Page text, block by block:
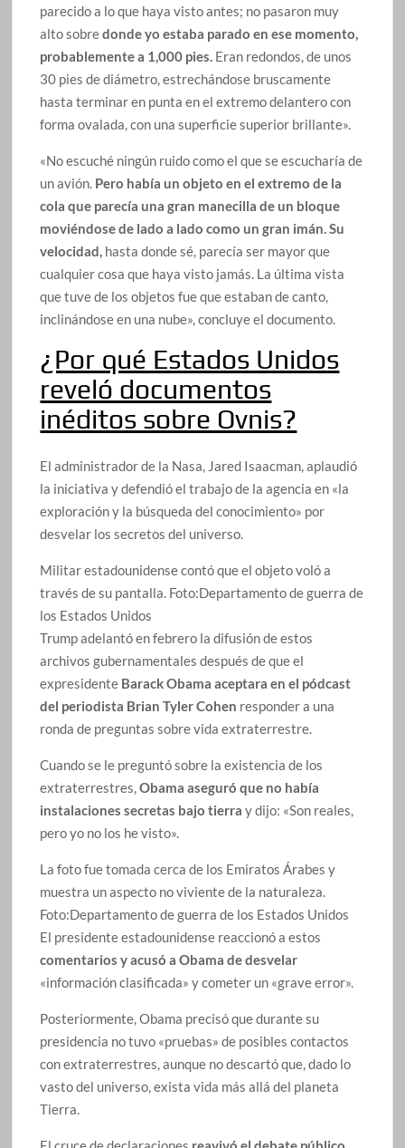
parecido a lo que haya visto antes; no pasaron muy
alto sobredonde yo estaba parado en ese momento,
probablemente a 1,000 pies. Eran redondos, de unos
30 pies de diámetro, estrechándose bruscamente
hasta terminar en punta en el extremo delantero con
forma ovalada, con una superficie superior brillante».
«No escuché ningún ruido como el que se escucharía de
un avión. Pero había un objeto en el extremo de la
cola que parecía una gran manecilla de un bloque
moviéndose de lado a lado como un gran imán. Su
velocidad, hasta donde sé, parecía ser mayor que
cualquier cosa que haya visto jamás. La última vista
que tuve de los objetos fue que estaban de canto,
inclinándose en una nube», concluye el documento.
¿Por qué Estados Unidos
reveló documentos
inéditos sobre Ovnis?
El administrador de la Nasa, Jared Isaacman, aplaudió
la iniciativa y defendió el trabajo de la agencia en «la
exploración y la búsqueda del conocimiento» por
desvelar los secretos del universo.
Militar estadounidense contó que el objeto voló a
través de su pantalla. Foto:Departamento de guerra de
los Estados Unidos
Trump adelantó en febrero la difusión de estos
archivos gubernamentales después de que el
expresidente Barack Obama aceptara en el pódcast
del periodista Brian Tyler Cohen responder a una
ronda de preguntas sobre vida extraterrestre.
Cuando se le preguntó sobre la existencia de los
extraterrestres,Obama aseguró que no había
instalaciones secretas bajo tierra y dijo: «Son reales,
pero yo no los he visto».
La foto fue tomada cerca de los Emiratos Árabes y
muestra un aspecto no viviente de la naturaleza.
Foto:Departamento de guerra de los Estados Unidos
El presidente estadounidense reaccionó a estos
comentarios y acusó a Obama de desvelar
«información clasificada» y cometer un «grave error».
Posteriormente, Obama precisó que durante su
presidencia no tuvo «pruebas» de posibles contactos
con extraterrestres, aunque no descartó que, dado lo
vasto del universo, exista vida más allá del planeta
Tierra.